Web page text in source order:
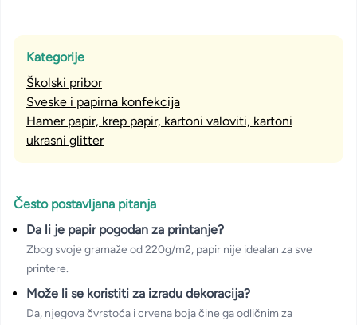
Kategorije
Školski pribor
Sveske i papirna konfekcija
Hamer papir, krep papir, kartoni valoviti, kartoni
ukrasni glitter
Često postavljana pitanja
Da li je papir pogodan za printanje?
Zbog svoje gramaže od 220g/m2, papir nije idealan za sve
printere.
Može li se koristiti za izradu dekoracija?
Da, njegova čvrstoća i crvena boja čine ga odličnim za